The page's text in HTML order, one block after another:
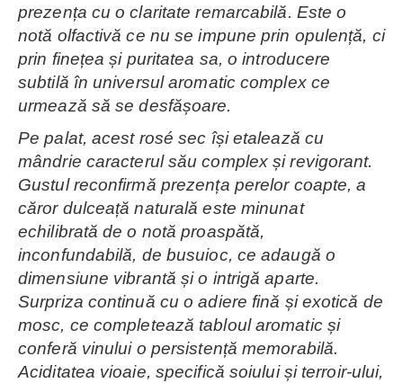
prezența cu o claritate remarcabilă. Este o
notă olfactivă ce nu se impune prin opulență, ci
prin finețea și puritatea sa, o introducere
subtilă în universul aromatic complex ce
urmează să se desfășoare.
Pe palat, acest rosé sec își etalează cu
mândrie caracterul său complex și revigorant.
Gustul reconfirmă prezența perelor coapte, a
căror dulceață naturală este minunat
echilibrată de o notă proaspătă,
inconfundabilă, de busuioc, ce adaugă o
dimensiune vibrantă și o intrigă aparte.
Surpriza continuă cu o adiere fină și exotică de
mosc, ce completează tabloul aromatic și
conferă vinului o persistență memorabilă.
Aciditatea vioaie, specifică soiului și terroir-ului,